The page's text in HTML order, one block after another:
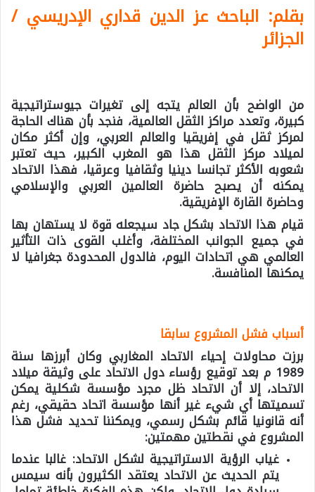
بقلم: الباحث عز الدين قداري الإدريسي /
الجزائر
من الواضح بأن العالم يتجه إلى تغيرات جيوستراتيجية
كبيرة، وتعدد مراكز الثقل العالمية، فنجد بأن هناك الحاجة
لمركز ثقل في إفريقيا والعالم العربي، وإن أكثر مكان
لميلاد مركز الثقل هذا هو المغرب الكبير، حيث تعتبر
شعوبه الأكثر تجانسا دينيا وثقافيا وعرقيا، فهذا الاتحاد
يمكنه أن يصبح حاضرة العالمين العربي والإسلامي
وحاضرة القارة الإفريقية.
قيام هذا الاتحاد بشكل جاد سيجعله قوة لا يستهان بها
في جميع الجوانب المختلفة، وأغلب القوى ذات التأثير
العالمي هي اتحادات اليوم، فالدول المحدودة جغرافيا لا
يمكنها المنافسة.
أسباب فشل المشروع سابقا
برزت محاولات إحياء الاتحاد المغاربي وكان أبرزها سنة
1989 م بعد توقيع رؤساء دول الاتحاد على وثيقة ميلاد
الاتحاد، إلا أن الاتحاد ظل مجرد مؤسسة شكلية يمكن
تسميتها أي شيء غير أنها مؤسسة اتحاد حقيقي، رغم
أنه قانونيا قائم بشكل رسمي، ويمكننا تحديد فشل هذا
المشروع في نقطتين مهمتين:
غياب الرؤية الاستراتيجية لشكل الاتحاد: غالبا عندما
يتم الحديث عن الاتحاد يعتقد الكثيرون بأنه سيمس